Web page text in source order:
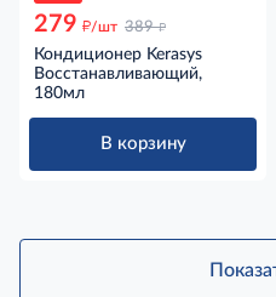
279 д/шт 389 д
Кондиционер Kerasys
Восстанавливающий,
180мл
В корзину